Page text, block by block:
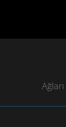
Ağları